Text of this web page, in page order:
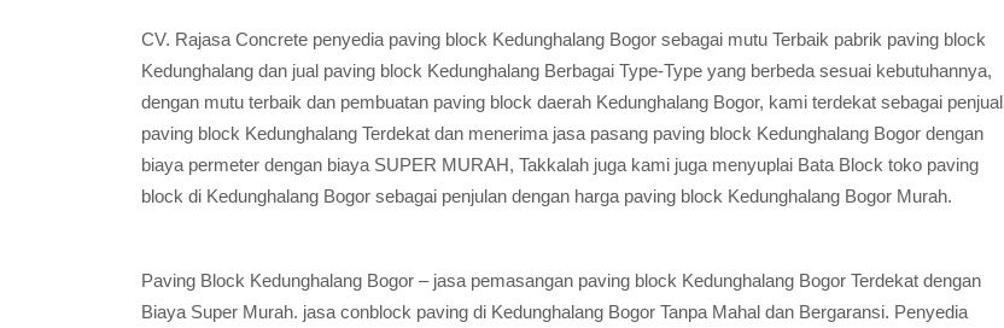
CV. Rajasa Concrete penyedia paving block Kedunghalang Bogor sebagai mutu Terbaik pabrik paving block
Kedunghalang dan jual paving block Kedunghalang Berbagai Type-Type yang berbeda sesuai kebutuhannya,
dengan mutu terbaik dan pembuatan paving block daerah Kedunghalang Bogor, kami terdekat sebagai penjual
paving block Kedunghalang Terdekat dan menerima jasa pasang paving block Kedunghalang Bogor dengan
biaya permeter dengan biaya SUPER MURAH, Takkalah juga kami juga menyuplai Bata Block toko paving
block di Kedunghalang Bogor sebagai penjulan dengan harga paving block Kedunghalang Bogor Murah.
Paving Block Kedunghalang Bogor – jasa pemasangan paving block Kedunghalang Bogor Terdekat dengan
Biaya Super Murah. jasa conblock paving di Kedunghalang Bogor Tanpa Mahal dan Bergaransi. Penyedia